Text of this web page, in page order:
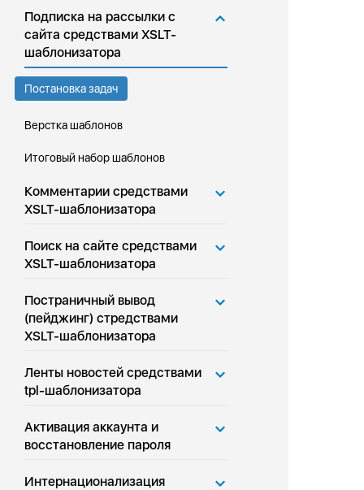
Подписка на рассылки с
сайта средствами XSLT-
шаблонизатора
Постановка задач
Верстка шаблонов
Итоговый набор шаблонов
Комментарии средствами
XSLT-шаблонизатора
Поиск на сайте средствами
XSLT-шаблонизатора
Постраничный вывод
(пейджинг) стредствами
XSLT-шаблонизатора
Ленты новостей средствами
tpl-шаблонизатора
Активация аккаунта и
восстановление пароля
Интернационализация